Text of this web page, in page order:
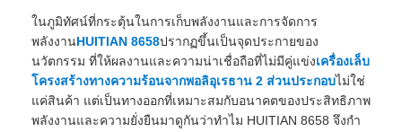
ในภูมิทัศน์ที่กระตุ้นในการเก็บพลังงานและการจัดการ
พลังงานHUITIAN 8658ปรากฏขึ้นเป็นจุดประกายของ
นวัตกรรม ที่ให้ผลงานและความน่าเชื่อถือที่ไม่มีคู่แข่งเครื่องเล็บ
โครงสร้างทางความร้อนจากพอลิอุเรธาน 2 ส่วนประกอบไม่ใช่
แค่สินค้า แต่เป็นทางออกที่เหมาะสมกับอนาคตของประสิทธิภาพ
พลังงานและความยั่งยืนมาดูกันว่าทําไม HUITIAN 8658 จึงกํา